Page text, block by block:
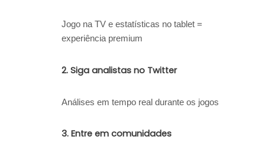
Jogo na TV e estatísticas no tablet =
experiência premium
2. Siga analistas no Twitter
Análises em tempo real durante os jogos
3. Entre em comunidades